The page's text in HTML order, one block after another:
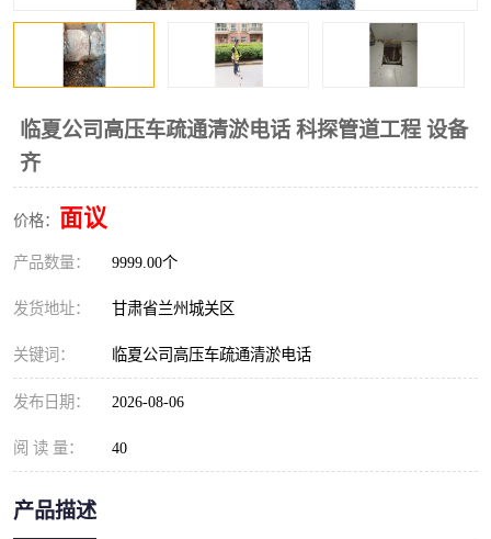
临夏公司高压车疏通清淤电话 科探管道工程 设备
齐
价格： 面议
产品数量： 9999.00个
发货地址： 甘肃省兰州城关区
关键词： 临夏公司高压车疏通清淤电话
发布日期： 2026-08-06
阅 读 量： 40
产品描述